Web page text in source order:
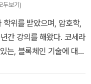
정의한다.
실행과 데이터 접근을
두보기)
위를 받았으며, 암호학,
간 강의를 해왔다. 코세라
, 블록체인 기술에 대한